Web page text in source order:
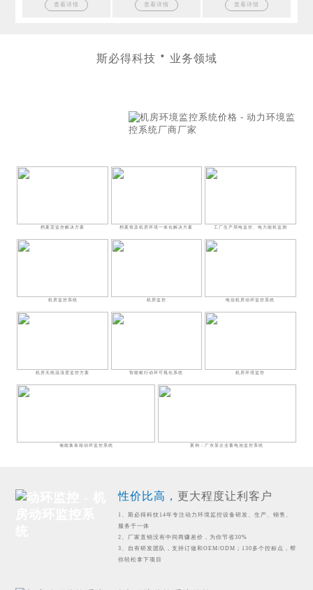
查看详情 查看详情 查看详情
斯必得科技 业务领域
档案室监控解决方案 档案馆及机房环境一体化解决方案 工厂生产用电监控、电力能耗监测
机房监控系统 机房监控 电信机房动环监控系统
机房无线温湿度监控方案 智能银行动环可视化系统 机房环境监控
储能集装箱动环监控系统 案例：广东某企业蓄电池监控系统
性价比高， 更大程度让利客户
1、斯必得科技14年专注动力环境监控设备研发、生产、销售、
服务于一体
2、厂家直销没有中间商赚差价，为你节省30%
3、自有研发团队，支持订做和OEM/ODM；130多个控标点，帮
你轻松拿下项目